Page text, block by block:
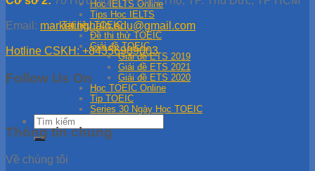
Học IELTS Online
Tips Học IELTS
Tài liệu TOEIC
Đề thi thử TOEIC
Giải đề TOEIC
Giải đề ETS 2019
Giải đề ETS 2021
Giải đề ETS 2020
Học TOEIC Online
Tip TOEIC
Series 30 Ngày Học TOEIC
Email: marketinghalo.edu@gmail.com
Hotline CSKH: +84356989003
Follow Us On
Thông tin chung
Về chúng tôi